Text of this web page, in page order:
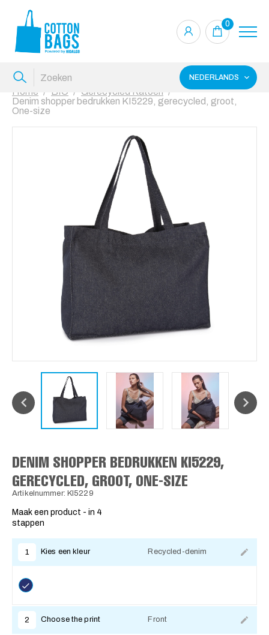
0
NEDERLANDS
Home BIO
Gerecycled Katoen
Denim shopper bedrukken KI5229, gerecycled, groot,
One-size
DENIM SHOPPER BEDRUKKEN KI5229,
GERECYCLED, GROOT, ONE-SIZE
Artikelnummer: KI5229
Maak een product - in 4
stappen
1 Kies een kleur Recycled-denim
2 Choose the print Front